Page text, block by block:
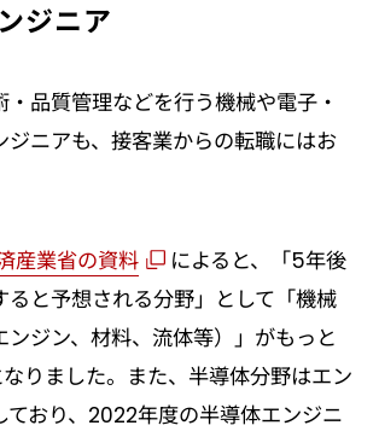
ジニア
品質管理などを行う機械や電子・
ジニアも、接客業からの転職にはお
産業省の資料
によると、「5年後
ると予想される分野」として「機械
ンジン、材料、流体等）」がもっと
りました。また、半導体分野はエン
ており、2022年度の半導体エンジニ